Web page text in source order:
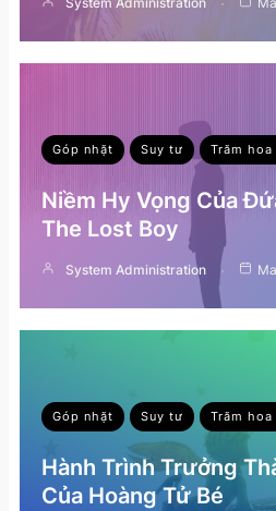
Góp nhặt Suy tư Trăm hoa
Niềm Hy Vọng Của
The Lost Boy
System Administration
Góp nhặt Suy tư Trăm hoa
Hành Trình Trưởng
Của Hoàng Tử Bé